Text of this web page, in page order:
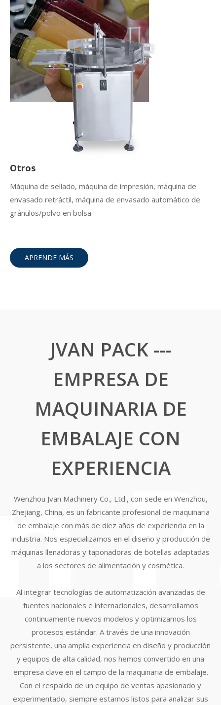
Otros
Máquina de sellado, máquina de impresión, máquina de
envasado retráctil, máquina de envasado automático de
gránulos/polvo en bolsa
APRENDE MÁS
JVAN PACK ---
EMPRESA DE
MAQUINARIA DE
EMBALAJE CON
EXPERIENCIA
Wenzhou Jvan Machinery Co., Ltd., con sede en Wenzhou,
Zhejiang, China, es un fabricante profesional de maquinaria
de embalaje con más de diez años de experiencia en la
industria. Nos especializamos en el diseño y producción de
máquinas llenadoras y taponadoras de botellas adaptadas
a los sectores de alimentación y cosmética.
Al integrar tecnologías de automatización avanzadas de
fuentes nacionales e internacionales, desarrollamos
continuamente nuevos modelos y optimizamos los
procesos estándar. A través de una innovación
persistente, una amplia experiencia en diseño y producción
y equipos de alta calidad, nos hemos convertido en una
empresa clave en el campo de la maquinaria de embalaje.
Con el respaldo de un equipo de ventas apasionado y
experimentado, siempre estamos listos para analizar sus